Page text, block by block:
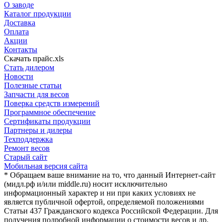
О заводе
Каталог продукции
Доставка
Оплата
Акции
Контакты
Скачать прайс.xls
Стать дилером
Новости
Полезные статьи
Запчасти для весов
Поверка средств измерений
Программное обеспечение
Сертификаты продукции
Партнеры и дилеры
Техподдержка
Ремонт весов
Старый сайт
Мобильная версия сайта
* Обращаем ваше внимание на то, что данный Интернет-сайт
(мидл.рф и/или middle.ru) носит исключительно
информационный характер и ни при каких условиях не
является публичной офертой, определяемой положениями
Статьи 437 Гражданского кодекса Российской Федерации. Для
получения подробной информации о стоимости весов и др.